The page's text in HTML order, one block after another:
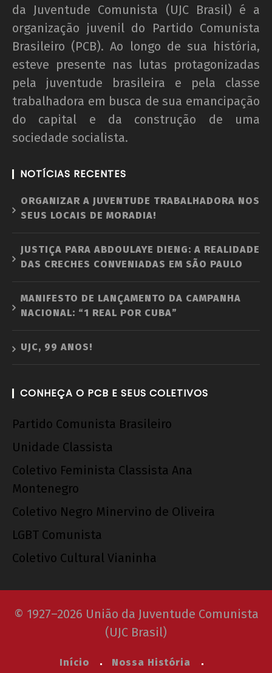
da Juventude Comunista (UJC Brasil) é a
organização juvenil do Partido Comunista
Brasileiro (PCB). Ao longo de sua história,
esteve presente nas lutas protagonizadas
pela juventude brasileira e pela classe
trabalhadora em busca de sua emancipação
do capital e da construção de uma
sociedade socialista.
NOTÍCIAS RECENTES
ORGANIZAR A JUVENTUDE TRABALHADORA NOS
SEUS LOCAIS DE MORADIA!
JUSTIÇA PARA ABDOULAYE DIENG: A REALIDADE
DAS CRECHES CONVENIADAS EM SÃO PAULO
MANIFESTO DE LANÇAMENTO DA CAMPANHA
NACIONAL: “1 REAL POR CUBA”
UJC, 99 ANOS!
CONHEÇA O PCB E SEUS COLETIVOS
Partido Comunista Brasileiro
Unidade Classista
Coletivo Feminista Classista Ana
Montenegro
Coletivo Negro Minervino de Oliveira
LGBT Comunista
Coletivo Cultural Vianinha
© 1927–2026 União da Juventude Comunista
(UJC Brasil)
Início Nossa História